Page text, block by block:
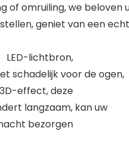
of omruiling, we beloven
geniet van een echt
LED-lichtbron,
schadelijk voor de ogen,
effect, deze
langzaam, kan uw
bezorgen